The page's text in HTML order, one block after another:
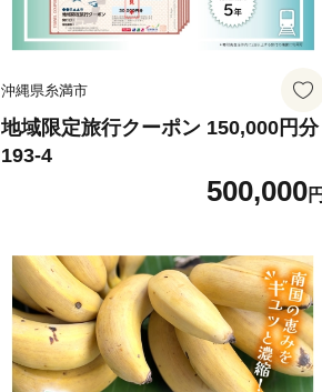
沖縄県糸満市
地域限定旅行クーポン 150,000円分
193-4
500,000円